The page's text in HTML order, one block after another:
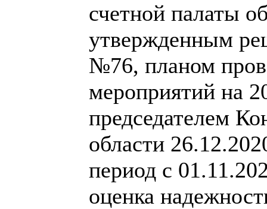
счетной палаты
утвержденным
№76, планом
мероприятий на
председателем
области
период с
оценка